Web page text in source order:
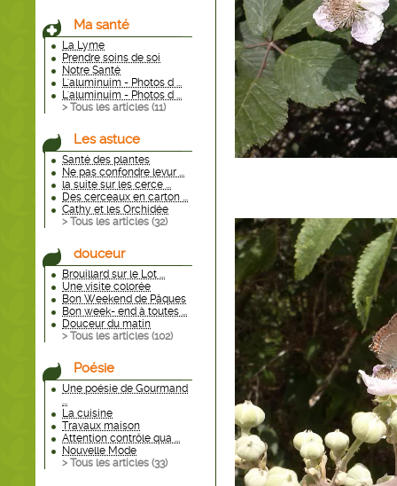
Ma santé
La Lyme
Prendre soins de soi
Notre Santé
L'aluminuim - Photos d ...
L'aluminuim - Photos d ...
> Tous les articles (11)
Les astuce
Santé des plantes
Ne pas confondre levur ...
la suite sur les cerce ...
Des cerceaux en carton ...
Cathy et les Orchidée
> Tous les articles (32)
douceur
Brouillard sur le Lot ...
Une visite colorée
Bon Weekend de Pâques
Bon week- end à toutes ...
Douceur du matin
> Tous les articles (102)
Poésie
Une poésie de Gourmand
...
La cuisine
Travaux maison
Attention contrôle qua ...
Nouvelle Mode
> Tous les articles (33)